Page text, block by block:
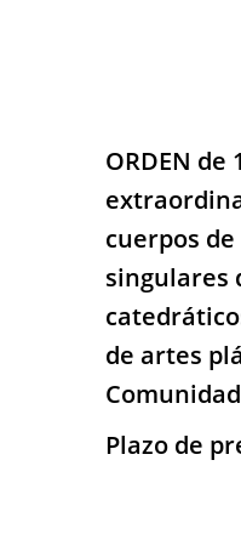
ORDEN
cuerpos
singulares
de artes
Plazo de